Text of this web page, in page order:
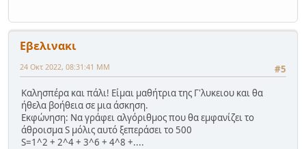
Εβελινακι
#5
24 Οκτ 2022, 08:31:41 ΜΜ
Καλησπέρα και πάλι! Είμαι μαθήτρια της Γ'λυκειου και θα
ήθελα βοήθεια σε μια άσκηση.
Εκφώνηση: Να γράφει αλγόριθμος που θα εμφανίζει το
άθροισμα S μόλις αυτό ξεπεράσει το 500
S=1^2 + 2^4 + 3^6 + 4^8 +....